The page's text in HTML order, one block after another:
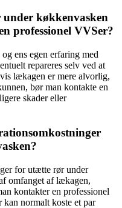
køkkenvasken
professionel VVSer?
ens egen erfaring med
repareres selv ved at
lækagen er mere alvorlig,
bør man kontakte en
skader eller
for utætte rør under
omfanget af lækagen,
kontakter en professionel
normalt koste et par